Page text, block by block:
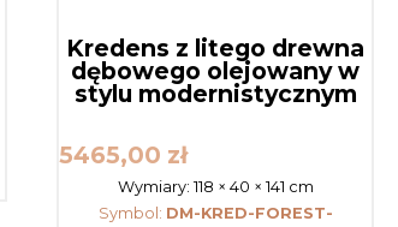
Kredens z litego drewna
dębowego olejowany w
stylu modernistycznym
5465,00 zł
Wymiary: 118 × 40 × 141 cm
Symbol: DM-KRED-FOREST-